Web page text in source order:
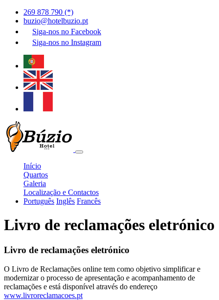
269 878 790 (*)
buzio@hotelbuzio.pt
Siga-nos no Facebook
Siga-nos no Instagram
Início
Quartos
Galeria
Localização e Contactos
Português Inglês Francês
Livro de reclamações eletrónico
Livro de reclamações eletrónico
O Livro de Reclamações online tem como objetivo simplificar e
modernizar o processo de apresentação e acompanhamento de
reclamações e está disponível através do endereço
www.livroreclamacoes.pt